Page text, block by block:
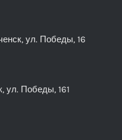
ул. Победы, 16
ул. Победы, 161